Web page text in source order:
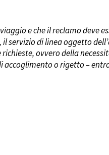
viaggioe cheil reclamo deve
il servizio di lineaoggetto
richieste, ovvero della
o rigetto –